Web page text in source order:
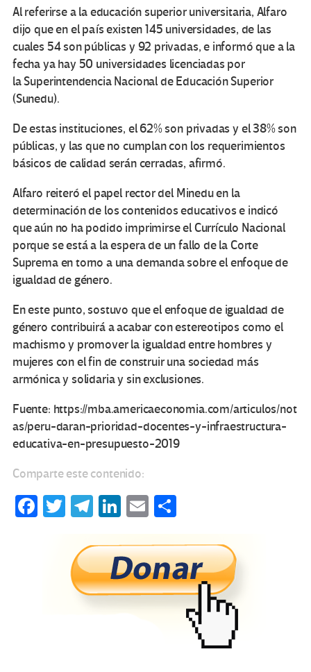
Al referirse a la educación superior universitaria, Alfaro
dijo que en el país existen 145 universidades, de las
cuales 54 son públicas y 92 privadas, e informó que a la
fecha ya hay 50 universidades licenciadas por
la Superintendencia Nacional de Educación Superior
(Sunedu).
De estas instituciones, el 62% son privadas y el 38% son
públicas, y las que no cumplan con los requerimientos
básicos de calidad serán cerradas, afirmó.
Alfaro reiteró el papel rector del Minedu en la
determinación de los contenidos educativos e indicó
que aún no ha podido imprimirse el Currículo Nacional
porque se está a la espera de un fallo de la Corte
Suprema en torno a una demanda sobre el enfoque de
igualdad de género.
En este punto, sostuvo que el enfoque de igualdad de
género contribuirá a acabar con estereotipos como el
machismo y promover la igualdad entre hombres y
mujeres con el fin de construir una sociedad más
armónica y solidaria y sin exclusiones.
Fuente: https://mba.americaeconomia.com/articulos/not
as/peru-daran-prioridad-docentes-y-infraestructura-
educativa-en-presupuesto-2019
Comparte este contenido:
Fa T
tt
er
Te
gr
a
m
Li
ke
dI
n
E
ail m
p
ar
tir